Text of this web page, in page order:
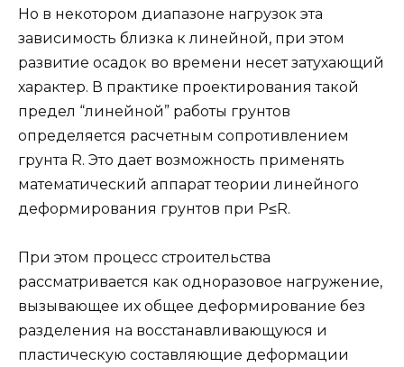
Но в некотором диапазоне нагрузок эта
зависимость близка к линейной, при этом
развитие осадок во времени несет затухающий
характер. В практике проектирования такой
предел “линейной” работы грунтов
определяется расчетным сопротивлением
грунта R. Это дает возможность применять
математический аппарат теории линейного
деформирования грунтов при P≤R.
При этом процесс строительства
рассматривается как одноразовое нагружение,
вызывающее их общее деформирование без
разделения на восстанавливающуюся и
пластическую составляющие деформации